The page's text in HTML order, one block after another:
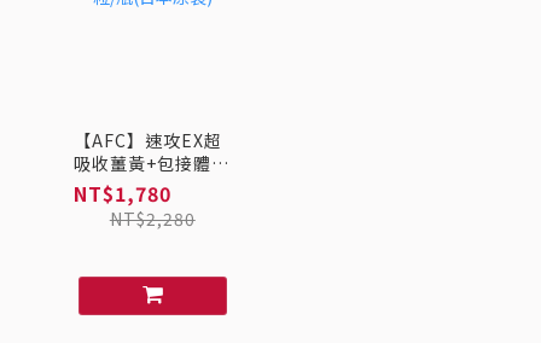
【AFC】速攻EX超
吸收薑黃+包接體
Q10 30粒/瓶(日本
原裝)
NT$1,780
NT$2,280